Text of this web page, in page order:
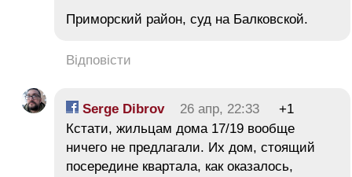
Приморский район, суд на Балковской.
Відповісти
Serge Dibrov 26 апр, 22:33
+1
Кстати, жильцам дома 17/19 вообще
ничего не предлагали. Их дом, стоящий
посередине квартала, как оказалось,